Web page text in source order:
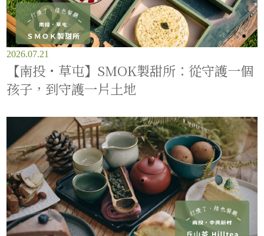
2026.07.21
【南投・草屯】SMOK製甜所：從守護一個
孩子，到守護一片土地